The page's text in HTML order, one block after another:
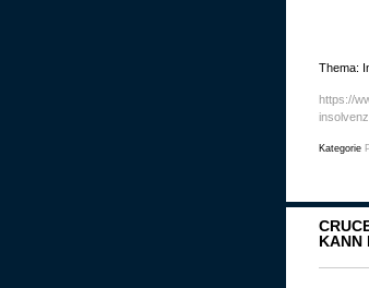
Thema:
https://
Kategorie
KANN